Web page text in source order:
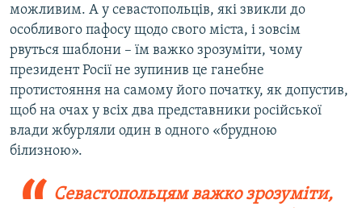
можливим. А у севастопольців, які звикли до
особливого пафосу щодо свого міста, і зовсім
рвуться шаблони – їм важко зрозуміти, чому
президент Росії не зупинив це ганебне
протистояння на самому його початку, як допустив,
щоб на очах у всіх два представники російської
влади жбурляли один в одного «брудною
білизною».
Севастопольцям важко зрозуміти,